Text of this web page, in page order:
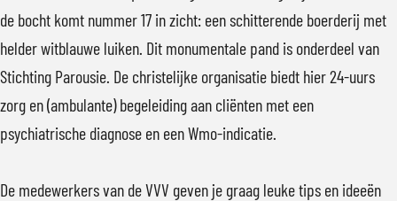
e
l
e
e
l
de bocht komt nummer 17 in zicht: een schitterende boerderij met
helder witblauwe luiken. Dit monumentale pand is onderdeel van
Stichting Parousie. De christelijke organisatie biedt hier 24-uurs
zorg en (ambulante) begeleiding aan cliënten met een
psychiatrische diagnose en een Wmo-indicatie.
De medewerkers van de VVV geven je graag leuke tips en ideeën